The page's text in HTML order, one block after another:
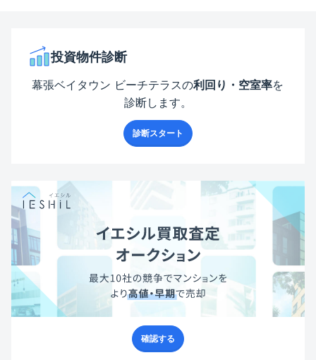
投資物件診断
幕張ベイタウン ビーチテラスの利回り・空室率を
診断します。
診断スタート
確認する